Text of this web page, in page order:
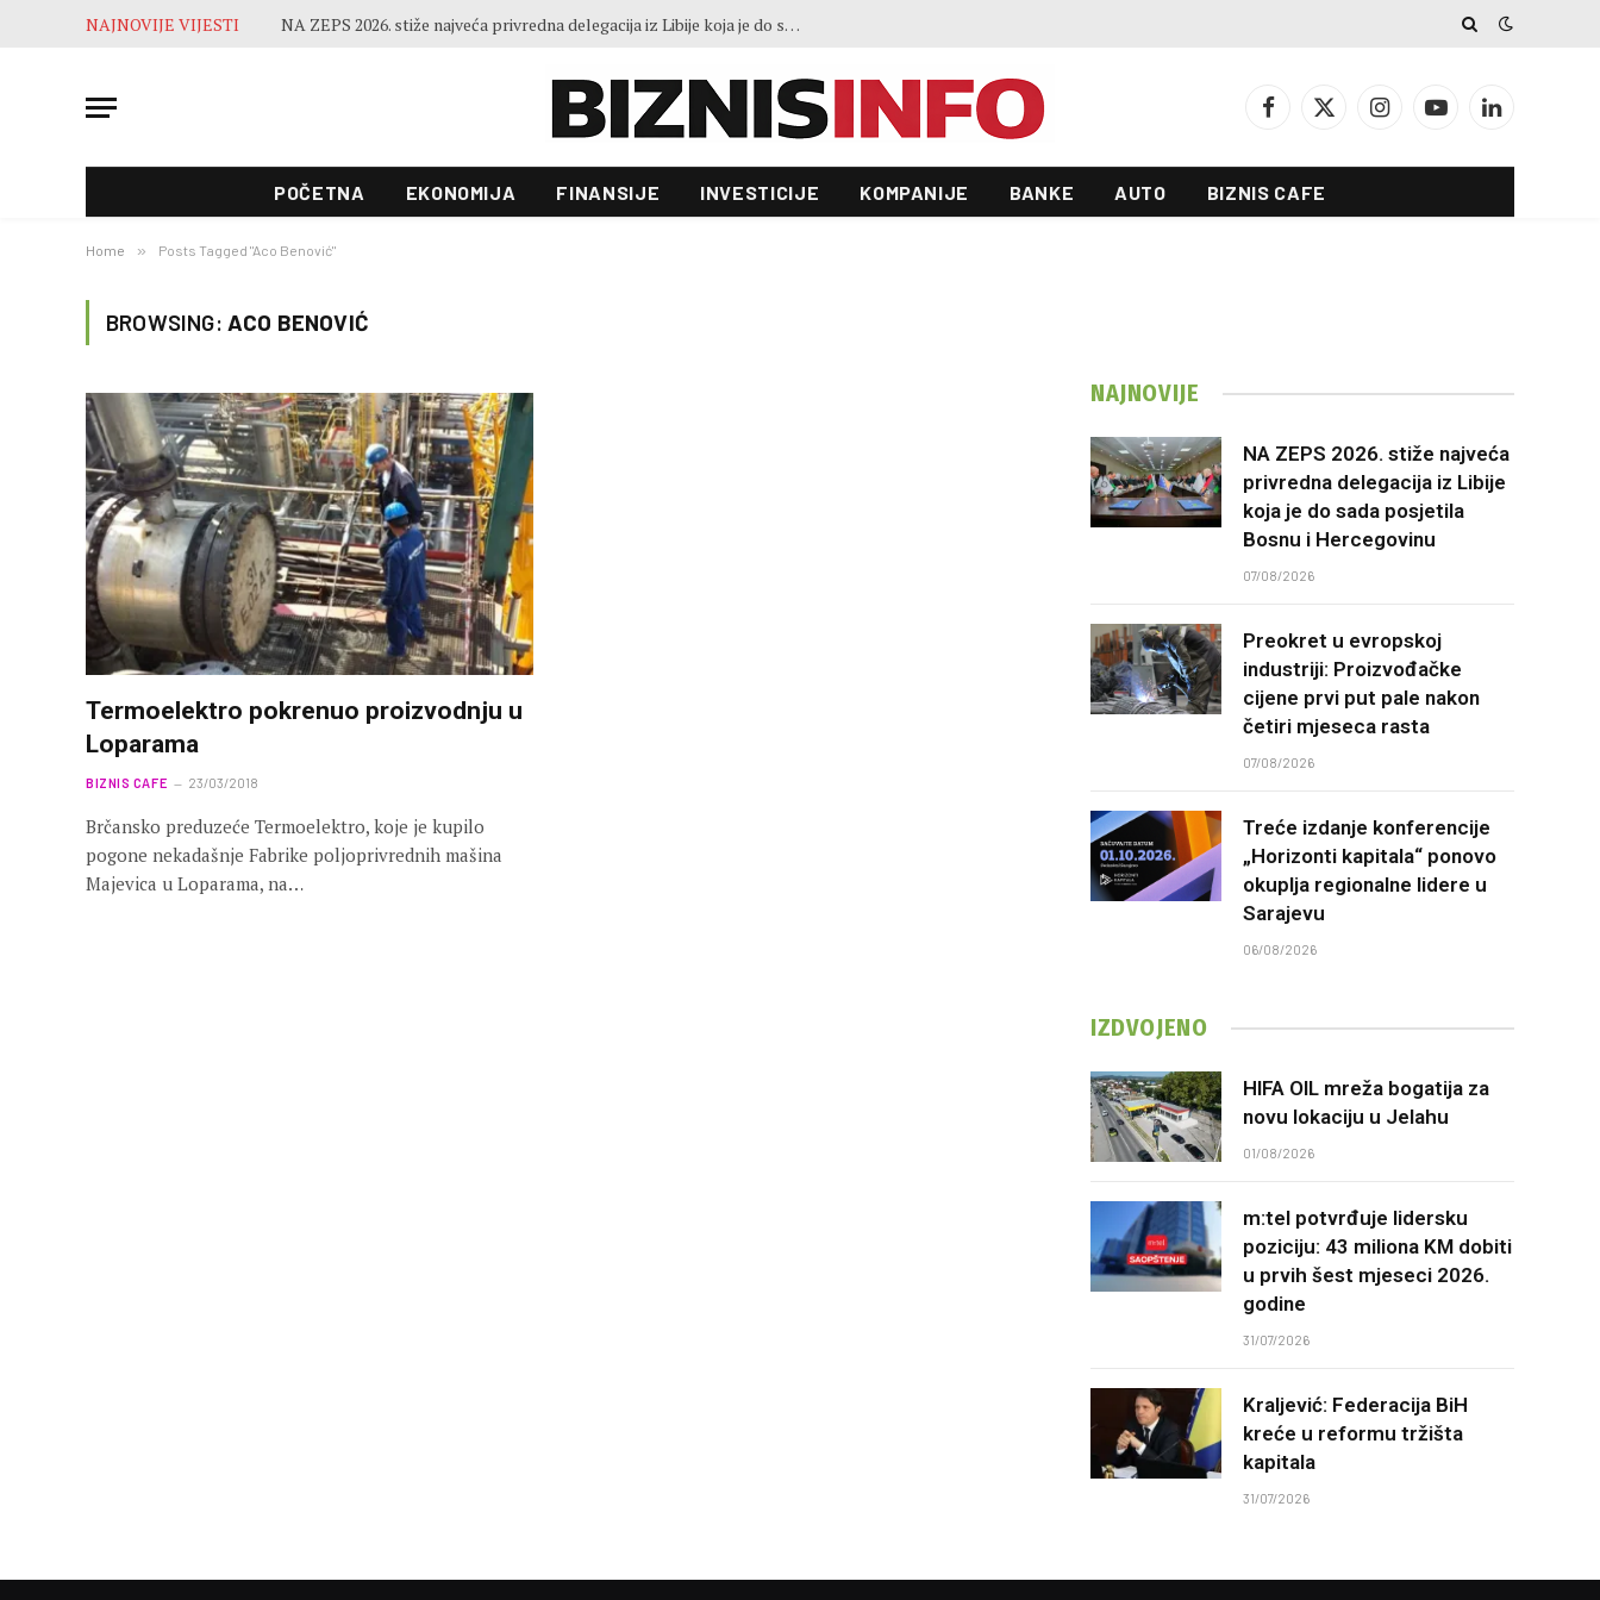
NAJNOVIJE VIJESTI NA ZEPS 2026. stiže najveća privredna delegacija iz Libije koja je do sada posjetila Bosnu i Hercegovinu
Facebook
X
InstagramYouTubeLinkedIn
POČETNA EKONOMIJA FINANSIJE INVESTICIJE KOMPANIJE BANKE AUTO BIZNIS CAFE
Home » Posts Tagged "Aco Benović"
BROWSING: ACO BENOVIĆ
Termoelektro pokrenuo proizvodnju u
Loparama
BIZNIS CAFE 23/03/2018
Brčansko preduzeće Termoelektro, koje je kupilo
pogone nekadašnje Fabrike poljoprivrednih mašina
Majevica u Loparama, na…
NAJNOVIJE
NA ZEPS 2026. stiže najveća
privredna delegacija iz Libije
koja je do sada posjetila
Bosnu i Hercegovinu
07/08/2026
Preokret u evropskoj
industriji: Proizvođačke
cijene prvi put pale nakon
četiri mjeseca rasta
07/08/2026
Treće izdanje konferencije
„Horizonti kapitala“ ponovo
okuplja regionalne lidere u
Sarajevu
06/08/2026
IZDVOJENO
HIFA OIL mreža bogatija za
novu lokaciju u Jelahu
01/08/2026
m:tel potvrđuje lidersku
poziciju: 43 miliona KM dobiti
u prvih šest mjeseci 2026.
godine
31/07/2026
Kraljević: Federacija BiH
kreće u reformu tržišta
kapitala
31/07/2026